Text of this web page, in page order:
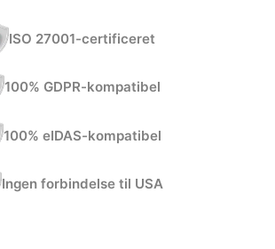
ISO 27001-certificeret
100% GDPR-kompatibel
100% eIDAS-kompatibel
Ingen forbindelse til USA